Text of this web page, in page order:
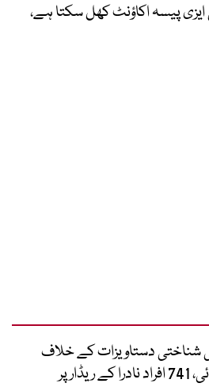
پیسہ اکاؤنٹ کھل سکتا ہے،
شناختی دستاویزات کے خلاف
ریڈار پر